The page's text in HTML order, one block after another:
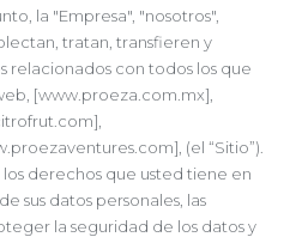
la "Empresa", "nosotros",
tratan, transfieren y
relacionados con todos los que
[www.proeza.com.mx],
(el “Sitio”).
derechos que usted tiene en
sus datos personales, las
la seguridad de los datos y